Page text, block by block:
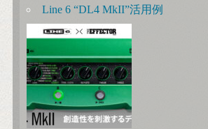
Line 6 “DL4 MkII”活用例